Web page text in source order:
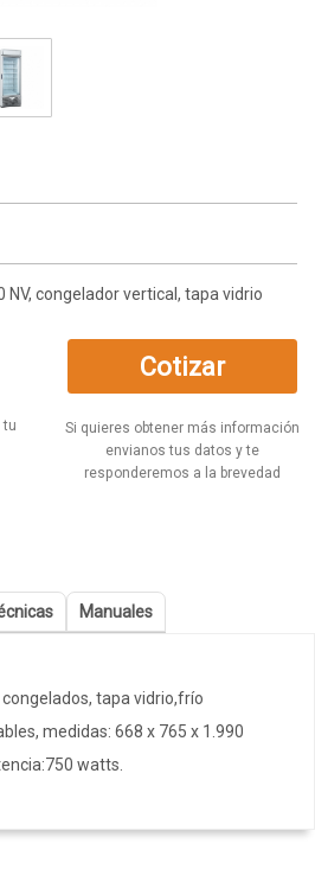
NV, congelador vertical, tapa vidrio
tu
Cotizar
Si quieres obtener más información
envianos tus datos y te
responderemos a la brevedad
Manuales
tapa vidrio,frío
medidas: 668 x 765 x 1.990
watts.